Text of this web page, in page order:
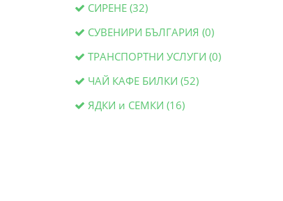
СИРЕНЕ (32)
СУВЕНИРИ БЪЛГАРИЯ (0)
ТРАНСПОРТНИ УСЛУГИ (0)
ЧАЙ КАФЕ БИЛКИ (52)
ЯДКИ и СЕМКИ (16)